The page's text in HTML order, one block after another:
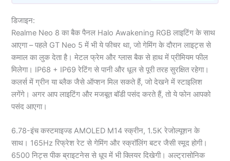
डिजाइन:
Realme Neo 8 का बैक पैनल Halo Awakening RGB लाइटिंग के साथ
आएगा – पहले GT Neo 5 में भी ये फीचर था, जो गेमिंग के दौरान लाइट्स से
कमाल का लुक देता है। मेटल फ्रेम और ग्लास बैक से हाथ में प्रीमियम फील
मिलेगा। IP68 + IP69 रेटिंग से पानी और धूल से पूरी तरह सुरक्षित रहेगा।
कलर्स में ग्रीन या ब्लैक जैसे ऑप्शन मिल सकते हैं, जो देखने में स्टाइलिश
लगेंगे। अगर आप लाइटिंग और मजबूत बॉडी पसंद करते हैं, तो ये फोन आपको
पसंद आएगा।
6.78-इंच कस्टमाइज्ड AMOLED M14 स्क्रीन, 1.5K रेजोल्यूशन के
साथ। 165Hz रिफ्रेश रेट से गेमिंग और स्क्रॉलिंग बटर जैसी स्मूद होगी।
6500 निट्स पीक ब्राइटनेस से धूप में भी क्लियर दिखेगी। अल्ट्रासोनिक